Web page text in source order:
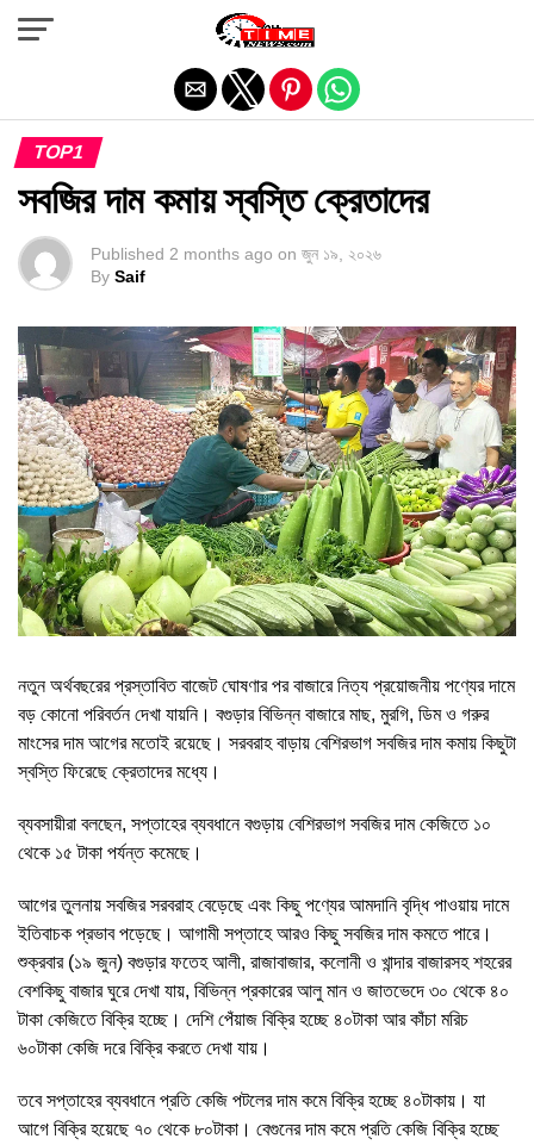
TOP1
সবজির দাম কমায় স্বস্তি ক্রেতাদের
Published 2 months ago on জুন ১৯, ২০২৬
By Saif
নতুন অর্থবছরের প্রস্তাবিত বাজেট ঘোষণার পর বাজারে নিত্য প্রয়োজনীয় পণ্যের দামে
বড় কোনো পরিবর্তন দেখা যায়নি। বগুড়ার বিভিন্ন বাজারে মাছ, মুরগি, ডিম ও গরুর
মাংসের দাম আগের মতোই রয়েছে। সরবরাহ বাড়ায় বেশিরভাগ সবজির দাম কমায় কিছুটা
স্বস্তি ফিরেছে ক্রেতাদের মধ্যে।
ব্যবসায়ীরা বলছেন, সপ্তাহের ব্যবধানে বগুড়ায় বেশিরভাগ সবজির দাম কেজিতে ১০
থেকে ১৫ টাকা পর্যন্ত কমেছে।
আগের তুলনায় সবজির সরবরাহ বেড়েছে এবং কিছু পণ্যের আমদানি বৃদ্ধি পাওয়ায় দামে
ইতিবাচক প্রভাব পড়েছে। আগামী সপ্তাহে আরও কিছু সবজির দাম কমতে পারে।
শুক্রবার (১৯ জুন) বগুড়ার ফতেহ আলী, রাজাবাজার, কলোনী ও খান্দার বাজারসহ শহরের
বেশকিছু বাজার ঘুরে দেখা যায়, বিভিন্ন প্রকারের আলু মান ও জাতভেদে ৩০ থেকে ৪০
টাকা কেজিতে বিক্রি হচ্ছে। দেশি পেঁয়াজ বিক্রি হচ্ছে ৪০টাকা আর কাঁচা মরিচ
৬০টাকা কেজি দরে বিক্রি করতে দেখা যায়।
তবে সপ্তাহের ব্যবধানে প্রতি কেজি পটলের দাম কমে বিক্রি হচ্ছে ৪০টাকায়। যা
আগে বিক্রি হয়েছে ৭০ থেকে ৮০টাকা। বেগুনের দাম কমে প্রতি কেজি বিক্রি হচ্ছে
Exit mobile version